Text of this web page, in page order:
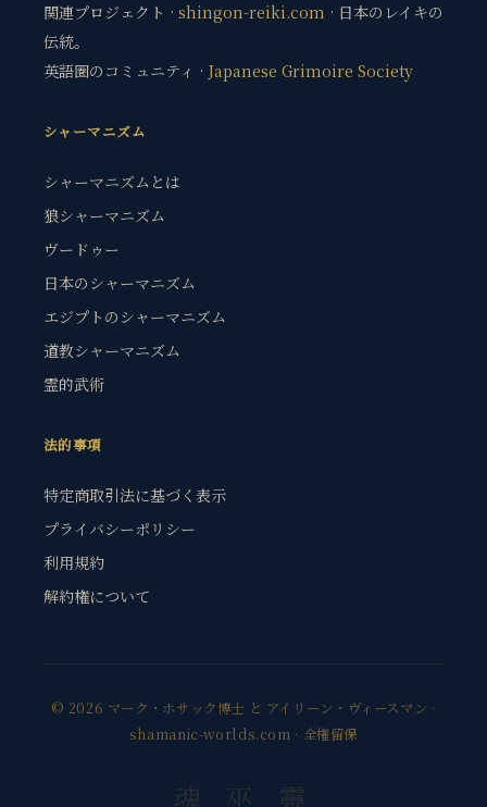
関連プロジェクト · shingon-reiki.com · 日本のレイキの
伝統。
英語圏のコミュニティ · Japanese Grimoire Society
シャーマニズム
シャーマニズムとは
狼シャーマニズム
ヴードゥー
日本のシャーマニズム
エジプトのシャーマニズム
道教シャーマニズム
霊的武術
法的事項
特定商取引法に基づく表示
プライバシーポリシー
利用規約
解約権について
© 2026 マーク・ホサック博士 と アイリーン・ヴィースマン ·
shamanic-worlds.com · 全権留保
魂 巫 靈